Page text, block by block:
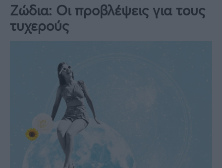
Ζώδια: Οι προβλέψεις για τους
τυχερούς